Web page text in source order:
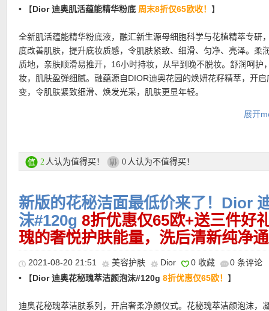
• 购物满49欧免邮，不满49欧每单5.95欧。14天内可免费退货，退
• 【GALERIA网站中文图文购物教程点击此处】
• 【Dior 迪奥肌活蕴能精华粉底 周末8折仅65欧收！ 】
全新肌活蕴能精华粉底液，融汇新生源母细胞科学与花植精萃专研
度改善肌肤，提升底妆质感，令肌肤紧致、细滑、匀净、亮泽。柔
质地，亲肤顺滑易推开，16小时持妆，从早到晚不脱妆。舒润呵护
妆，肌肤盈弹细腻。融蕴源自DIOR迪奥花园的焕妍花籽精萃，开启
变，令肌肤紧致细滑、焕发光采，肌肤更显年轻。
帮助改善肌肤老化迹象：4维提升底妆质感，紧致、细滑、匀净、
亲肤顺滑易推开，令肌肤紧致细滑、匀净亮泽。
★ 每单最多送3个小样！！
★ 网购邮费满25欧免邮费！
购买链接在此
更多Dior迪奥产品 购买直达链接在此
展开
2 人认为值得买！ 0 人认为不值得买！
新版的花秘洁面最低价来了！Dior
沫#120g 8折优惠仅65欧+送三件好
瑰的奢悦护肤能量，洗后清新纯净
2021-08-20 21:51 美容护肤 Dior 0 收藏
0 条评论
• 【Dior 迪奥花秘瑰萃洁颜泡沫#120g 8折优惠仅65欧！ 】
迪奥花秘瑰萃洁肤系列，开启奢柔净颜仪式。花秘瑰萃洁颜泡沫，